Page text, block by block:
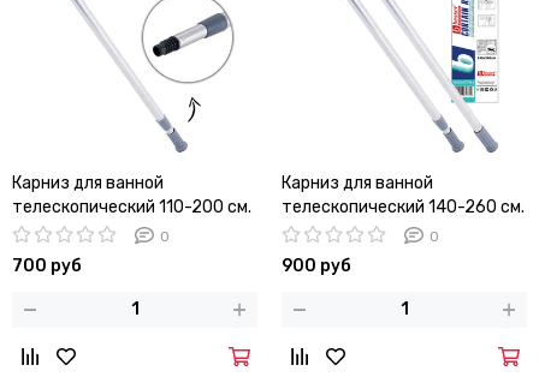
Карниз для ванной
телескопический 110-200 см.
Besser BS 0472H
0
700 руб
Карниз для ванной
телескопический 140-260 см.
Besser BS 0473H
0
900 руб